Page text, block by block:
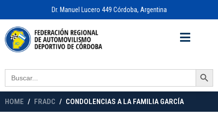
Dr. Manuel Lucero 449 Córdoba, Argentina
Search
for:
Search Button
HOME FRADC CONDOLENCIAS A LA FAMILIA GARCÍA